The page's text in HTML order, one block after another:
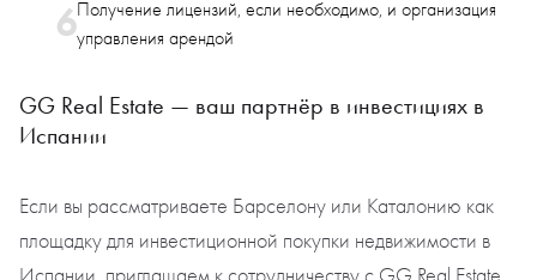
Получение лицензий, если необходимо, и организация
управления арендой
GG Real Estate — ваш партнёр в инвестициях в
Испании
Если вы рассматриваете Барселону или Каталонию как
площадку для инвестиционной покупки недвижимости в